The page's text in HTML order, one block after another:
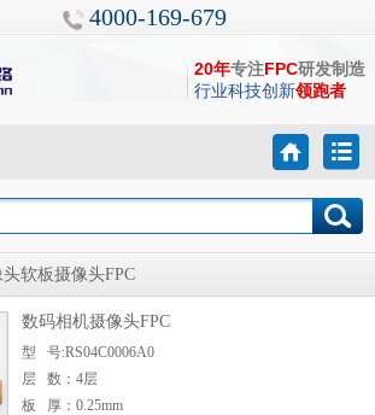
4000-169-679
20年专注FPC研发制造
行业科技创新领跑者
软板摄像头FPC
数码相机摄像头FPC
型 号:RS04C0006A0
层 数：4层
板 厚：0.25mm